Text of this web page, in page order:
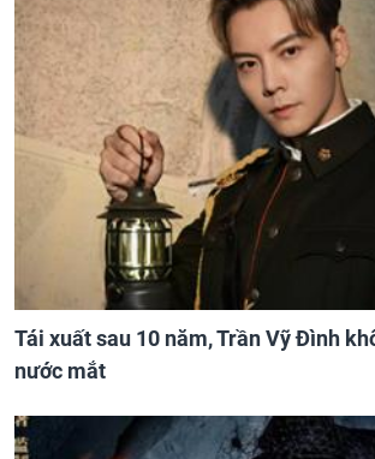
Tái xuất sau 10 năm, Trần Vỹ Đình
nước mắt